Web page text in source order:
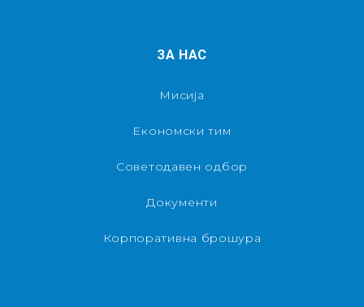
ЗА НАС
Мисија
Економски тим
Советодавен одбор
Документи
Корпоративна брошура